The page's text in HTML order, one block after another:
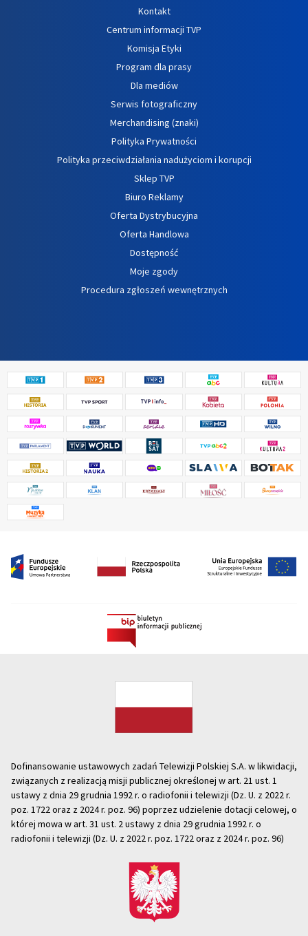
Kontakt
Centrum informacji TVP
Komisja Etyki
Program dla prasy
Dla mediów
Serwis fotograficzny
Merchandising (znaki)
Polityka Prywatności
Polityka przeciwdziałania nadużyciom i korupcji
Sklep TVP
Biuro Reklamy
Oferta Dystrybucyjna
Oferta Handlowa
Dostępność
Moje zgody
Procedura zgłoszeń wewnętrznych
Dofinansowanie ustawowych zadań Telewizji Polskiej S.A. w likwidacji,
związanych z realizacją misji publicznej określonej w art. 21 ust. 1
ustawy z dnia 29 grudnia 1992 r. o radiofonii i telewizji (Dz. U. z 2022 r.
poz. 1722 oraz z 2024 r. poz. 96) poprzez udzielenie dotacji celowej, o
której mowa w art. 31 ust. 2 ustawy z dnia 29 grudnia 1992 r. o
radiofonii i telewizji (Dz. U. z 2022 r. poz. 1722 oraz z 2024 r. poz. 96)